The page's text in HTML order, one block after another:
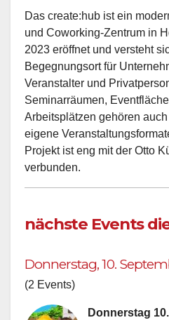
Das create:hub ist ein
und Coworking-Zentrum in
2023 eröffnet und versteht
Begegnungsort für
Veranstalter und
Seminarräumen,
Arbeitsplätzen gehören
eigene
Projekt ist eng mit der Otto
verbunden.
nächste Events
Donnerstag, 10.
(2 Events)
Donnerstag